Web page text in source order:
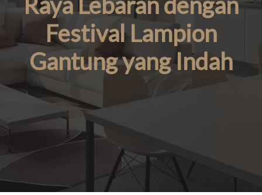
Festival Lampion
Gantung yang Indah